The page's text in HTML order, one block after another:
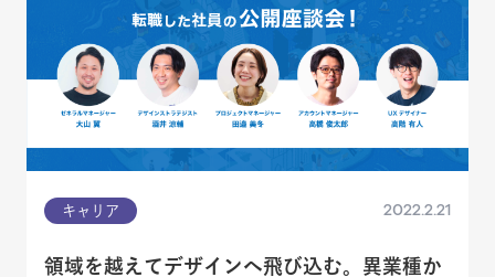
キャリア 2022.2.21
領域を越えてデザインへ飛び込む。異業種か